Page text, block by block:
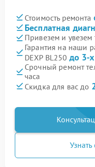
Стоимость ремонта
Бесплатная
Привезем и увезем
Гарантия на наши
DEXP BL250 до 3-
Срочный ремонт
часа
Скидка для вас до